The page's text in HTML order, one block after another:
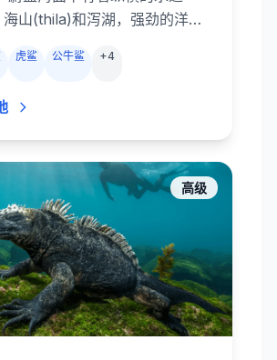
山(thila)和泻湖，强劲的洋流
、鲸鲨、礁鲨、杰克风暴、海
探索中部环礁的 Okobe
Thila 等暗礁，芭环礁
的蝠鲼清洁站，以及深南部富
的鲨鱼通道。潜水形式从平缓
紧张刺激的强流通道，堪称大
的乐园。
虎鲨 公牛鲨 +4
高级